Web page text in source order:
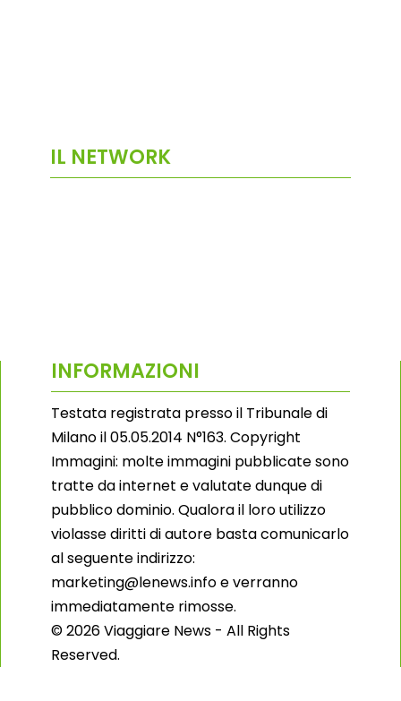
IL NETWORK
INFORMAZIONI
Testata registrata presso il Tribunale di
Milano il 05.05.2014 N°163. Copyright
Immagini: molte immagini pubblicate sono
tratte da internet e valutate dunque di
pubblico dominio. Qualora il loro utilizzo
violasse diritti di autore basta comunicarlo
al seguente indirizzo:
marketing@lenews.info e verranno
immediatamente rimosse.
© 2026 Viaggiare News - All Rights
Reserved.